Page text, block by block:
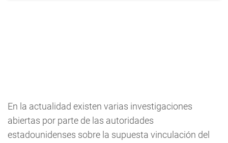
En la actualidad existen varias investigaciones
abiertas por parte de las autoridades
estadounidenses sobre la supuesta vinculación del